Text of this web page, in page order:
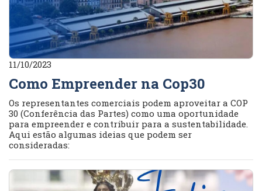
11/10/2023
Como Empreender na Cop30
Os representantes comerciais podem aproveitar a COP
30 (Conferência das Partes) como uma oportunidade
para empreender e contribuir para a sustentabilidade.
Aqui estão algumas ideias que podem ser
consideradas: